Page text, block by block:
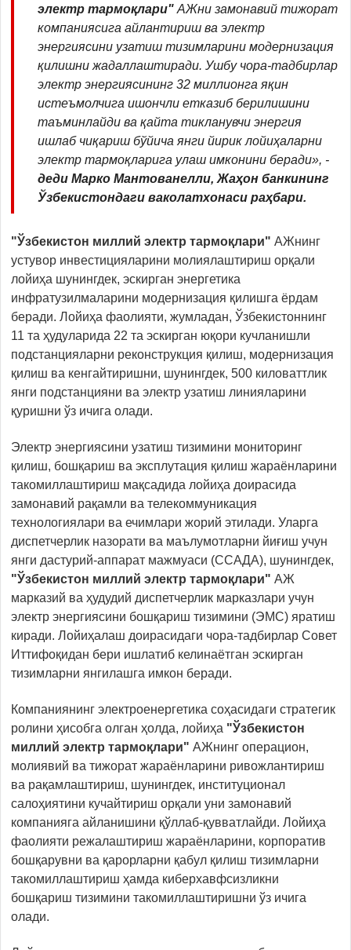
электр тармоқлари" AЖни замонавий тижорат
компаниясига айлантириш ва электр
энергиясини узатиш тизимларини модернизация
қилишни жадаллаштиради. Ушбу чора-тадбирлар
электр энергиясининг 32 миллионга яқин
истеъмолчига ишончли етказиб берилишини
таъминлайди ва қайта тикланувчи энергия
ишлаб чиқариш бўйича янги йирик лойиҳаларни
электр тармоқларига улаш имконини беради», -
деди Марко Мантованелли, Жаҳон банкининг
Ўзбекистондаги ваколатхонаси раҳбари.
"Ўзбекистон миллий электр тармоқлари" AЖнинг
устувор инвестицияларини молиялаштириш орқали
лойиҳа шунингдек, эскирган энергетика
инфратузилмаларини модернизация қилишга ёрдам
беради. Лойиҳа фаолияти, жумладан, Ўзбекистоннинг
11 та ҳудуларида 22 та эскирган юқори кучланишли
подстанцияларни реконструкция қилиш, модернизация
қилиш ва кенгайтиришни, шунингдек, 500 киловаттлик
янги подстанцияни ва электр узатиш линияларини
қуришни ўз ичига олади.
Электр энергиясини узатиш тизимини мониторинг
қилиш, бошқариш ва эксплутация қилиш жараёнларини
такомиллаштириш мақсадида лойиҳа доирасида
замонавий рақамли ва телекоммуникация
технологиялари ва ечимлари жорий этилади. Уларга
диспетчерлик назорати ва маълумотларни йиғиш учун
янги дастурий-аппарат мажмуаси (СCAДA), шунингдек,
"Ўзбекистон миллий электр тармоқлари" AЖ
марказий ва ҳудудий диспетчерлик марказлари учун
электр энергиясини бошқариш тизимини (ЭМС) яратиш
киради. Лойиҳалаш доирасидаги чора-тадбирлар Совет
Иттифоқидан бери ишлатиб келинаётган эскирган
тизимларни янгилашга имкон беради.
Компаниянинг электроенергетика соҳасидаги стратегик
ролини ҳисобга олган ҳолда, лойиҳа "Ўзбекистон
миллий электр тармоқлари" AЖнинг операцион,
молиявий ва тижорат жараёнларини ривожлантириш
ва рақамлаштириш, шунингдек, институционал
салоҳиятини кучайтириш орқали уни замонавий
компанияга айланишини қўллаб-қувватлайди. Лойиҳа
фаолияти режалаштириш жараёнларини, корпоратив
бошқарувни ва қарорларни қабул қилиш тизимларни
такомиллаштириш ҳамда киберхавфсизликни
бошқариш тизимини такомиллаштиришни ўз ичига
олади.